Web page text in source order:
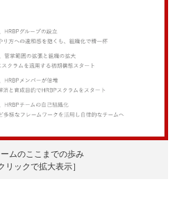
ムのここまでの歩み
リックで拡大表示］